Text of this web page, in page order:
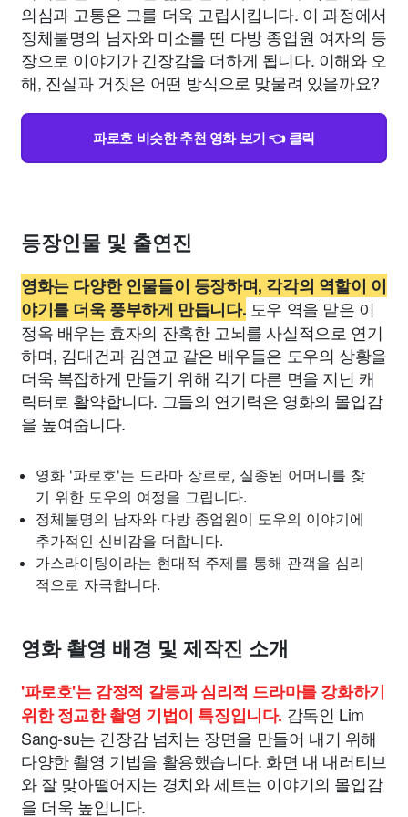
의심과 고통은 그를 더욱 고립시킵니다. 이 과정에서
정체불명의 남자와 미소를 띤 다방 종업원 여자의 등
장으로 이야기가 긴장감을 더하게 됩니다. 이해와 오
해, 진실과 거짓은 어떤 방식으로 맞물려 있을까요?
파로호 비슷한 추천 영화 보기 👈 클릭
등장인물 및 출연진
영화는 다양한 인물들이 등장하며, 각각의 역할이 이
야기를 더욱 풍부하게 만듭니다. 도우 역을 맡은 이
정옥 배우는 효자의 잔혹한 고뇌를 사실적으로 연기
하며, 김대건과 김연교 같은 배우들은 도우의 상황을
더욱 복잡하게 만들기 위해 각기 다른 면을 지닌 캐
릭터로 활약합니다. 그들의 연기력은 영화의 몰입감
을 높여줍니다.
영화 '파로호'는 드라마 장르로, 실종된 어머니를 찾
기 위한 도우의 여정을 그립니다.
정체불명의 남자와 다방 종업원이 도우의 이야기에
추가적인 신비감을 더합니다.
가스라이팅이라는 현대적 주제를 통해 관객을 심리
적으로 자극합니다.
영화 촬영 배경 및 제작진 소개
'파로호'는 감정적 갈등과 심리적 드라마를 강화하기
위한 정교한 촬영 기법이 특징입니다. 감독인 Lim
Sang-su는 긴장감 넘치는 장면을 만들어 내기 위해
다양한 촬영 기법을 활용했습니다. 화면 내 내러티브
와 잘 맞아떨어지는 경치와 세트는 이야기의 몰입감
을 더욱 높입니다.